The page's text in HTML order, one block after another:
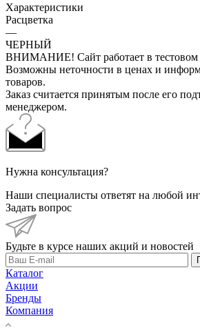
Характеристики
Расцветка
—
ЧЕРНЫЙ
ВНИМАНИЕ! Сайт работает в тестовом
Возможны неточности в ценах и
товаров.
Заказ считается принятым после его
менеджером.
Нужна консультация?
Наши специалисты ответят на любой
Задать вопрос
Будьте в курсе наших акций и новостей
Каталог
Акции
Бренды
Компания